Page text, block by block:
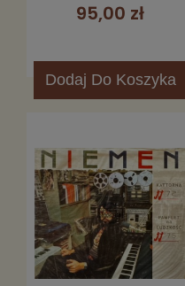
95,00 zł
Dodaj Do Koszyka